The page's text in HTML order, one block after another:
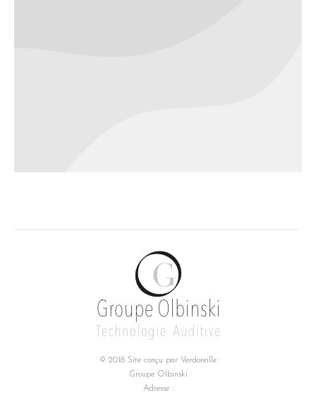
© 2018 Site conçu par Verdoreille
Groupe Olbinski
Adresse :